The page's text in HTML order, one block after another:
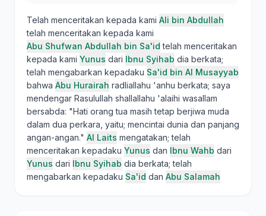
Telah menceritakan kepada kami Ali bin Abdullah
telah menceritakan kepada kami
Abu Shufwan Abdullah bin Sa'id telah menceritakan
kepada kami Yunus dari Ibnu Syihab dia berkata;
telah mengabarkan kepadaku Sa'id bin Al Musayyab
bahwa Abu Hurairah radliallahu 'anhu berkata; saya
mendengar Rasulullah shallallahu 'alaihi wasallam
bersabda: "Hati orang tua masih tetap berjiwa muda
dalam dua perkara, yaitu; mencintai dunia dan panjang
angan-angan." Al Laits mengatakan; telah
menceritakan kepadaku Yunus dan Ibnu Wahb dari
Yunus dari Ibnu Syihab dia berkata; telah
mengabarkan kepadaku Sa'id dan Abu Salamah